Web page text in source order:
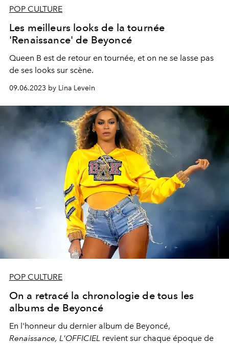
POP CULTURE
Les meilleurs looks de la tournée
'Renaissance' de Beyoncé
Queen B est de retour en tournée, et on ne se lasse pas
de ses looks sur scène.
09.06.2023 by Lina Levein
POP CULTURE
On a retracé la chronologie de tous les
albums de Beyoncé
En l'honneur du dernier album de Beyoncé,
Renaissance, L'OFFICIEL revient sur chaque époque de